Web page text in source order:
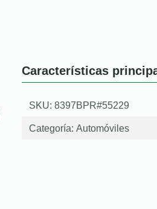
Características
SKU: 8397BPR#55229
Categoría: Automóviles